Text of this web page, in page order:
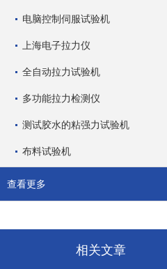
电脑控制伺服试验机
上海电子拉力仪
全自动拉力试验机
多功能拉力检测仪
测试胶水的粘强力试验机
布料试验机
查看更多
相关文章